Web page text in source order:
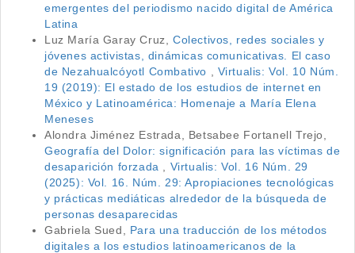
emergentes del periodismo nacido digital de América
Latina
Luz María Garay Cruz, Colectivos, redes sociales y
jóvenes activistas, dinámicas comunicativas. El caso
de Nezahualcóyotl Combativo
Virtualis: Vol. 10 Núm.
19 (2019): El estado de los estudios de internet en
México y Latinoamérica: Homenaje a María Elena
Meneses
Alondra Jiménez Estrada, Betsabee Fortanell Trejo,
Geografía del Dolor: significación para las víctimas de
desaparición forzada
Virtualis: Vol. 16 Núm. 29
(2025): Vol. 16. Núm. 29: Apropiaciones tecnológicas
y prácticas mediáticas alrededor de la búsqueda de
personas desaparecidas
Gabriela Sued, Para una traducción de los métodos
digitales a los estudios latinoamericanos de la